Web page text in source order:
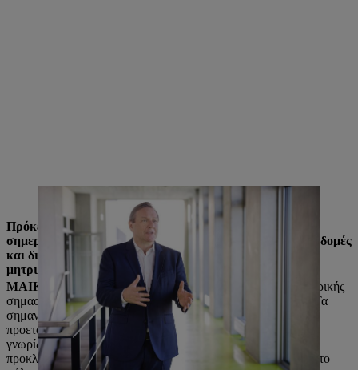
Michael Traub στο Κέντρο Ανάπτυξης στο Waiblingen.
Πρόκειται για πολύ εκτεταμένα έργα. Είναι εφικτά με τη
σημερινή επιχειρηματική οργάνωση ή χρειαζόμαστε νέες δομές
και διαδικασίες για αυτό; Και ποιος είναι ο ρόλος της
μητρικής εταιρείας;
ΜΑΙΚΛ ΤΡΑΟΥΜΠ: Η τοποθεσία στη Γερμανία είναι κεντρικής
σημασίας σε αυτό. Αυτή είναι η έδρα του εταιρικού ομίλου. Τα
σημαντικότερα στρατηγικά και επιχειρησιακά μέτρα
προετοιμάζονται και αποφασίζονται στο Βάιμπλινγκεν. Αλλά
γνωρίζουμε επίσης ότι δεν μπορούμε να ξεπεράσουμε τις
προκλήσεις του μέλλοντος μόνο από τη Γερμανία – το αντίθετο